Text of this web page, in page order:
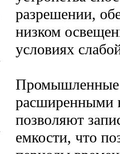
разрешении,
низком
условиях
Промышленные
расширенными
позволяют
емкости, что